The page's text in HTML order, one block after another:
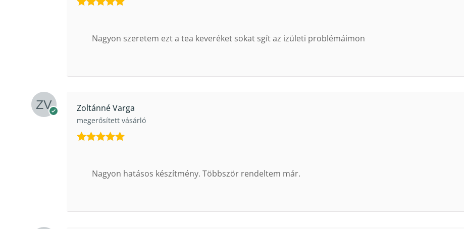
Nagyon szeretem ezt a tea keveréket sokat sgít az izületi problémáimon
Zoltánné Varga
megerősített vásárló
Nagyon hatásos készítmény. Többször rendeltem már.